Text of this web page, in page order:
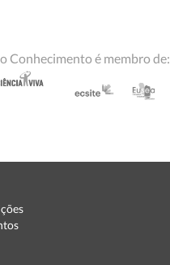
Conhecimento é membro de: